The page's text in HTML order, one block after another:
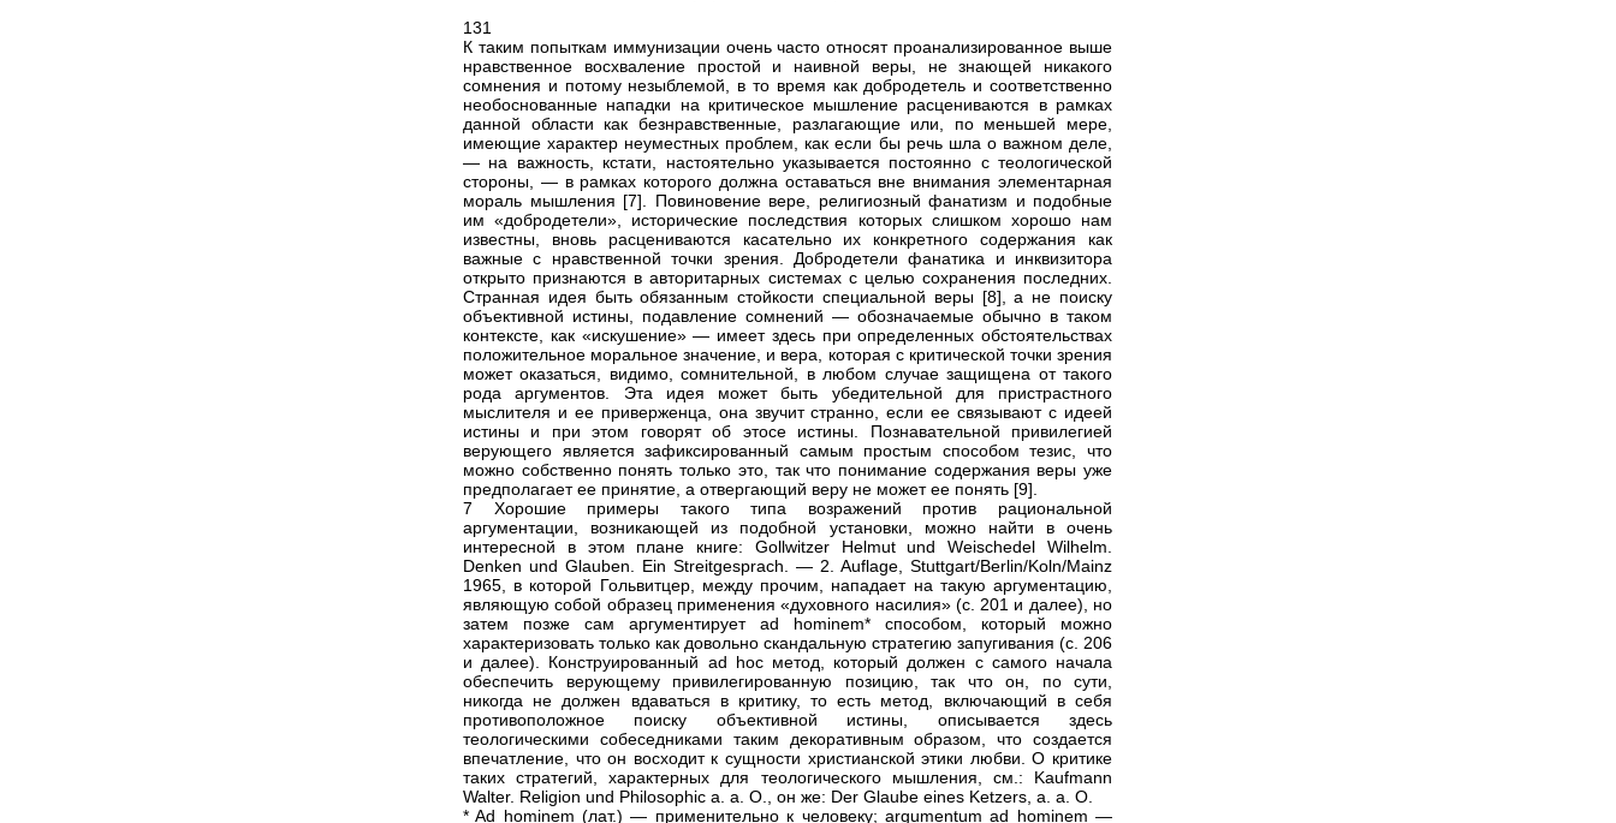
131
К таким попыткам иммунизации очень часто относят проанализированное выше
нравственное восхваление простой и наивной веры, не знающей никакого
сомнения и потому незыблемой, в то время как добродетель и соответственно
необоснованные нападки на критическое мышление расцениваются в рамках
данной области как безнравственные, разлагающие или, по меньшей мере,
имеющие характер неуместных проблем, как если бы речь шла о важном деле,
— на важность, кстати, настоятельно указывается постоянно с теологической
стороны, — в рамках которого должна оставаться вне внимания элементарная
мораль мышления [7]. Повиновение вере, религиозный фанатизм и подобные
им «добродетели», исторические последствия которых слишком хорошо нам
известны, вновь расцениваются касательно их конкретного содержания как
важные с нравственной точки зрения. Добродетели фанатика и инквизитора
открыто признаются в авторитарных системах с целью сохранения последних.
Странная идея быть обязанным стойкости специальной веры [8], а не поиску
объективной истины, подавление сомнений — обозначаемые обычно в таком
контексте, как «искушение» — имеет здесь при определенных обстоятельствах
положительное моральное значение, и вера, которая с критической точки зрения
может оказаться, видимо, сомнительной, в любом случае защищена от такого
рода аргументов. Эта идея может быть убедительной для пристрастного
мыслителя и ее приверженца, она звучит странно, если ее связывают с идеей
истины и при этом говорят об этосе истины. Познавательной привилегией
верующего является зафиксированный самым простым способом тезис, что
можно собственно понять только это, так что понимание содержания веры уже
предполагает ее принятие, а отвергающий веру не может ее понять [9].
7 Хорошие примеры такого типа возражений против рациональной
аргументации, возникающей из подобной установки, можно найти в очень
интересной в этом плане книге: Gollwitzer Helmut und Weischedel Wilhelm.
Denken und Glauben. Ein Streitgesprach. — 2. Auflage, Stuttgart/Berlin/Koln/Mainz
1965, в которой Гольвитцер, между прочим, нападает на такую аргументацию,
являющую собой образец применения «духовного насилия» (с. 201 и далее), но
затем позже сам аргументирует ad hominem* способом, который можно
характеризовать только как довольно скандальную стратегию запугивания (с. 206
и далее). Конструированный ad hoc метод, который должен с самого начала
обеспечить верующему привилегированную позицию, так что он, по сути,
никогда не должен вдаваться в критику, то есть метод, включающий в себя
противоположное поиску объективной истины, описывается здесь
теологическими собеседниками таким декоративным образом, что создается
впечатление, что он восходит к сущности христианской этики любви. О критике
таких стратегий, характерных для теологического мышления, см.: Kaufmann
Walter. Religion und Philosophic а. а. О., он же: Der Glaube eines Ketzers, a. a. O.
* Ad hominem (лат.) — применительно к человеку; argumentum ad hominem —